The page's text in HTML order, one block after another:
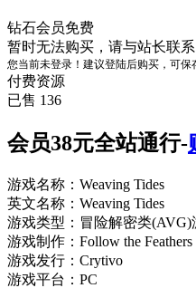
钻石会员免费
暂时无法购买，请与站长联系
您当前未登录！建议登陆后购买，可保
付费资源
已售 136
会员38元全站通行-
游戏名称：Weaving Tides
英文名称：Weaving Tides
游戏类型：冒险解密类(AVG)
游戏制作：Follow the Feathers
游戏发行：Crytivo
游戏平台：PC